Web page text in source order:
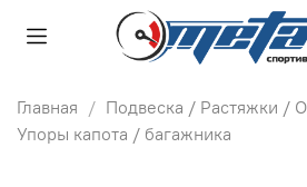
Главная
Подвеска / Растяжки /
Упоры капота / багажника